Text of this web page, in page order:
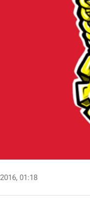
01:18